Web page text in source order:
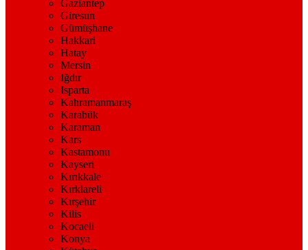
Gaziantep
Giresun
Gümüşhane
Hakkari
Hatay
Mersin
Iğdır
Isparta
Kahramanmaraş
Karabük
Karaman
Kars
Kastamonu
Kayseri
Kırıkkale
Kırklareli
Kırşehir
Kilis
Kocaeli
Konya